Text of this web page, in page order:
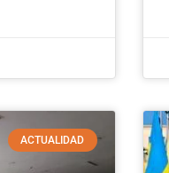
ACTUALIDAD